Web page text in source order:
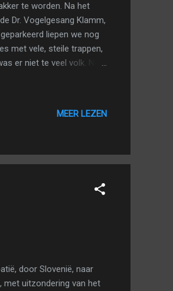
te worden. Na het
Dr. Vogelgesang Klamm,
liepen we nog
met vele, steile trappen,
er niet te veel volk. Na
ander paadje terug,
bergtoppen van de
we terug aan de auto.
MEER LEZEN
door Slovenië, naar
met uitzondering van het